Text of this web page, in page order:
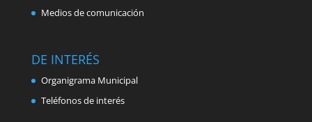
Medios de comunicación
DE INTERÉS
Organigrama Municipal
Teléfonos de interés